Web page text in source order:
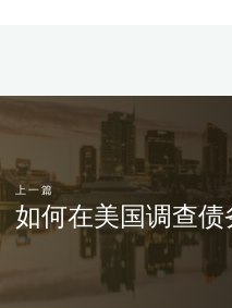
上一篇
如何在美国调查